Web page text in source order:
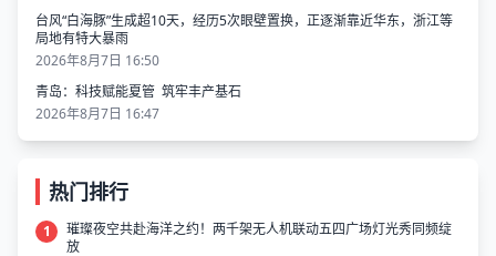
台风“白海豚”生成超10天，经历5次眼壁置换，正逐渐靠近华东，浙江等
局地有特大暴雨
2026年8月7日 16:50
青岛：科技赋能夏管 筑牢丰产基石
2026年8月7日 16:47
热门排行
1
璀璨夜空共赴海洋之约！两千架无人机联动五四广场灯光秀同频绽
放